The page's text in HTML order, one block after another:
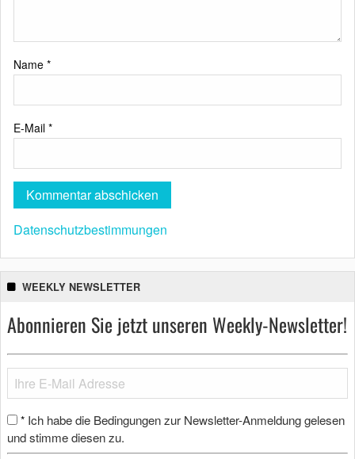
Name *
E-Mail *
Datenschutzbestimmungen
WEEKLY NEWSLETTER
Abonnieren Sie jetzt unseren Weekly-Newsletter!
* Ich habe die Bedingungen zur Newsletter-Anmeldung gelesen
und stimme diesen zu.